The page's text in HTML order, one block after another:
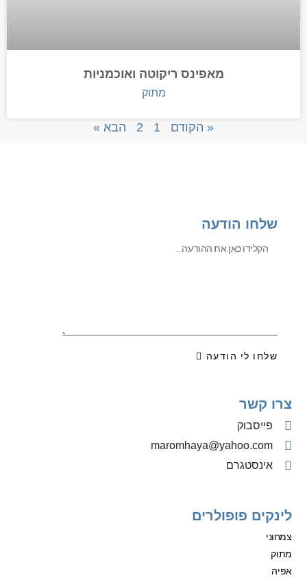
מאפינס ריקוטה ואוכמניות
מתוק
« הקודם 1
2 הבא »
שלחו הודעה
שלחו לי הודעה
צרו קשר
פייסבוק
‫maromhaya@yahoo.com
אינסטגרם
לינקים פופולרים
צמחוני
מתוק
אפיה